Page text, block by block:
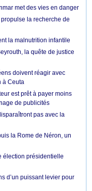
met des vies en danger
la recherche de
la malnutrition infantile
la quête de justice
doivent réagir avec
à Ceuta
est prêt à payer moins
de publicités
pas avec la
la Rome de Néron, un
élection présidentielle
d’un puissant levier pour